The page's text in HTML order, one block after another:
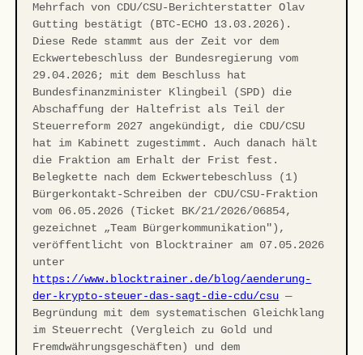
Mehrfach von CDU/CSU-Berichterstatter Olav
Gutting bestätigt (BTC-ECHO 13.03.2026).
Diese Rede stammt aus der Zeit vor dem
Eckwertebeschluss der Bundesregierung vom
29.04.2026; mit dem Beschluss hat
Bundesfinanzminister Klingbeil (SPD) die
Abschaffung der Haltefrist als Teil der
Steuerreform 2027 angekündigt, die CDU/CSU
hat im Kabinett zugestimmt. Auch danach hält
die Fraktion am Erhalt der Frist fest.
Belegkette nach dem Eckwertebeschluss (1)
Bürgerkontakt-Schreiben der CDU/CSU-Fraktion
vom 06.05.2026 (Ticket BK/21/2026/06854,
gezeichnet „Team Bürgerkommunikation"),
veröffentlicht von Blocktrainer am 07.05.2026
unter
https://www.blocktrainer.de/blog/aenderung-
der-krypto-steuer-das-sagt-die-cdu/csu —
Begründung mit dem systematischen Gleichklang
im Steuerrecht (Vergleich zu Gold und
Fremdwährungsgeschäften) und dem